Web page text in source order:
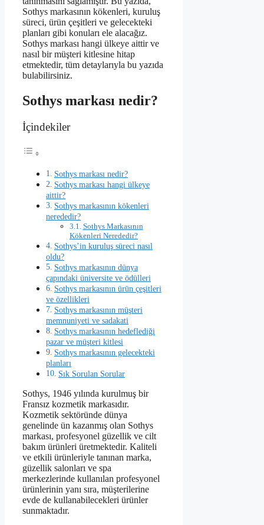
Sothys markasının kökenleri, kuruluş
süreci, ürün çeşitleri ve gelecekteki
planları gibi konuları ele alacağız.
Sothys markası hangi ülkeye aittir ve
nasıl bir müşteri kitlesine hitap
etmektedir, tüm detaylarıyla bu yazıda
bulabilirsiniz.
Sothys markası nedir?
İçindekiler
Sothys markası nedir?
Sothys markası hangi ülkeye
aittir?
Sothys markasının kökenleri
nerededir?
Sothys Markasının
Kökenleri Nerededir?
Sothys’in kuruluş süreci nasıl
oldu?
Sothys markasının dünya
çapındaki üniversite ve ödülleri
Sothys markasının ürün çeşitleri
ve özellikleri
Sothys markasının müşteri
memnuniyeti ve sadakati
Sothys markasının hedeflediği
pazar ve müşteri kitlesi
Sothys markasının gelecekteki
planları
Sık Sorulan Sorular
Sothys, 1946 yılında kurulmuş bir
Fransız kozmetik markasıdır.
Kozmetik sektöründe dünya
genelinde ün kazanmış olan Sothys
markası, profesyonel güzellik ve cilt
bakım ürünleri üretmektedir. Kaliteli
ve etkili ürünleriyle tanınan marka,
güzellik salonları ve spa
merkezlerinde kullanılan profesyonel
ürünlerinin yanı sıra, müşterilerine
evde de kullanabilecekleri ürünler
sunmaktadır.